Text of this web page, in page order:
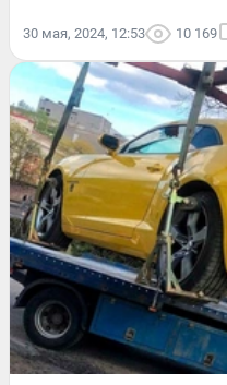
30 мая, 2024, 12:53 10 169